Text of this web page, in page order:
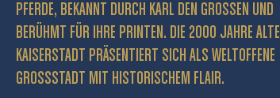
FERDE, BEKANNT DURCH KARL DEN GROSSEN UND BE
RÜHMT FÜR IHRE PRINTEN. DIE 2000 JAHRE ALTE KA
ISERSTADT PRÄSENTIERT SICH ALS WELTOFFENE GR
OSSSTADT MIT HISTORISCHEM FLAIR.